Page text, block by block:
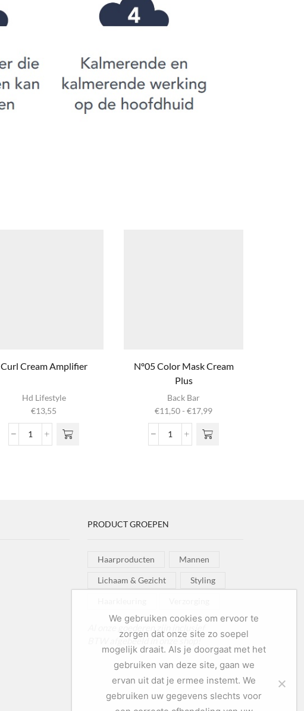
Curl Cream Amplifier
Hd Lifestyle
€13,55
Curl
Nº05 Color Mask Cream
Plus
Back Bar
€11,50- €17,99Prijsklasse:
tot
Nº05
heeft
meerdere
optie kan
PRODUCT GROEPEN
Haarproducten Mannen
Lichaam & Gezicht Styling
BTW afgebeeld in onze shop!
We gebruiken cookies om ervoor te
zorgen dat onze site zo soepel
mogelijk draait. Als je doorgaat met het
gebruiken van deze site, gaan we
ervan uit dat je ermee instemt. We
gebruiken uw gegevens slechts voor